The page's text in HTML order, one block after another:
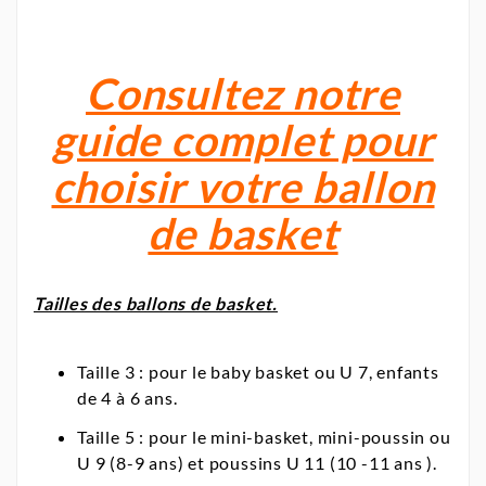
Consultez notre
guide complet pour
choisir votre ballon
de basket
Tailles des ballons de basket.
Taille 3 : pour le baby basket ou U 7, enfants
de 4 à 6 ans.
Taille 5 : pour le mini-basket, mini-poussin ou
U 9 (8-9 ans) et poussins U 11 (10 -11 ans ).